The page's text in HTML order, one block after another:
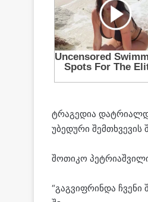
ტრა­გე­დია
უბე­დუ­რი შემ­თხვე­ვის
შო­თი­კო
“გაგ­ვიფ­რინ­და